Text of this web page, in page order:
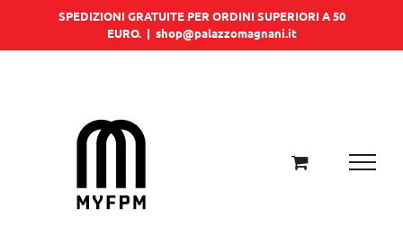
SPEDIZIONI GRATUITE PER ORDINI SUPERIORI A 50
EURO. | shop@palazzomagnani.it